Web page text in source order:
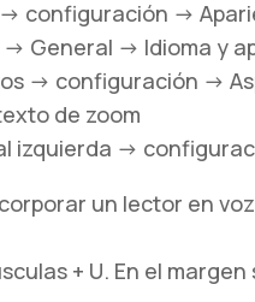
> configuración ->
> General -> Idioma y
-> configuración ->
de zoom
izquierda ->
un lector en
+ U. En el